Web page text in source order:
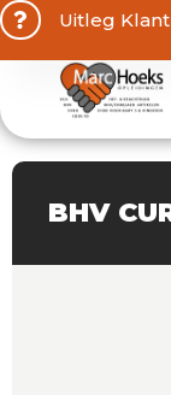
Uitleg
BHV